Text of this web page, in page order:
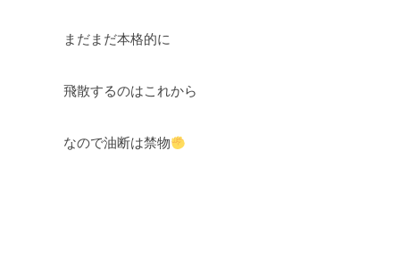
まだまだ本格的に
飛散するのはこれから
なので油断は禁物